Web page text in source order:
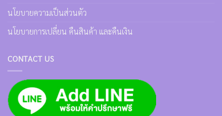
นโยบายความเป็นส่วนตัว
นโยบายการเปลี่ยน คืนสินค้า และคืนเงิน
CONTACT US